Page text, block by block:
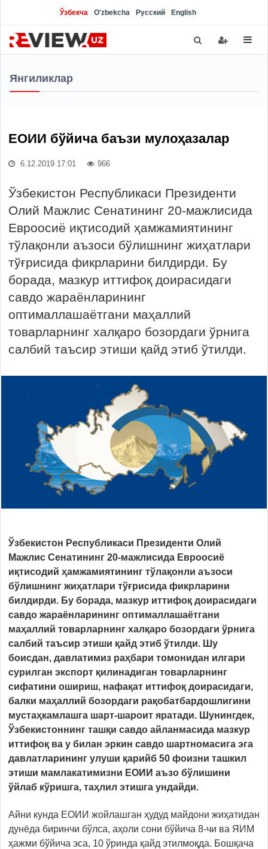
Ўзбекча O'zbekcha Русский English
Янгиликлар
ЕОИИ бўйича баъзи мулоҳазалар
6.12.2019 17:01 966
Ўзбекистон Республикаси Президенти
Олий Мажлис Сенатининг 20-мажлисида
Евроосиё иқтисодий ҳамжамиятининг
тўлақонли аъзоси бўлишнинг жиҳатлари
тўғрисида фикрларини билдирди. Бу
борада, мазкур иттифоқ доирасидаги
савдо жараёнларининг
оптималлашаётгани маҳаллий
товарларнинг халқаро бозордаги ўрнига
салбий таъсир этиши қайд этиб ўтилди.
Ўзбекистон Республикаси Президенти Олий
Мажлис Сенатининг 20-мажлисида Евроосиё
иқтисодий ҳамжамиятининг тўлақонли аъзоси
бўлишнинг жиҳатлари тўғрисида фикрларини
билдирди. Бу борада, мазкур иттифоқ доирасидаги
савдо жараёнларининг оптималлашаётгани
маҳаллий товарларнинг халқаро бозордаги ўрнига
салбий таъсир этиши қайд этиб ўтилди. Шу
боисдан, давлатимиз раҳбари томонидан илгари
сурилган экспорт қилинадиган товарларнинг
сифатини ошириш, нафақат иттифоқ доирасидаги,
балки маҳаллий бозордаги рақобатбардошлигини
мустаҳкамлашга шарт-шароит яратади. Шунингдек,
Ўзбекистоннинг ташқи савдо айланмасида мазкур
иттифоқ ва у билан эркин савдо шартномасига эга
давлатларининг улуши қарийб 50 фоизни ташкил
этиши мамлакатимизни ЕОИИ аъзо бўлишини
ўйлаб кўришга, таҳлил этишга ундайди.
Айни кунда ЕОИИ жойлашган ҳудуд майдони жиҳатидан
дунёда биринчи бўлса, аҳоли сони бўйича 8-чи ва ЯИМ
ҳажми бўйича эса, 10 ўринда қайд этилмоқда. Бошқача